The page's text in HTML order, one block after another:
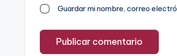
Guardar mi nombre, correo